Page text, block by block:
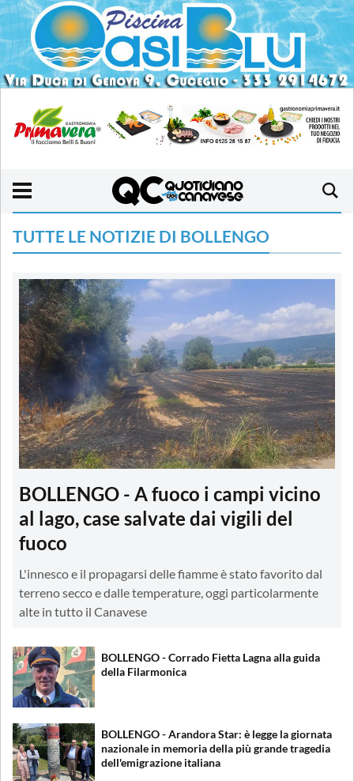
TUTTE LE NOTIZIE DI BOLLENGO
BOLLENGO - A fuoco i campi vicino
al lago, case salvate dai vigili del
fuoco
L'innesco e il propagarsi delle fiamme è stato favorito dal
terreno secco e dalle temperature, oggi particolarmente
alte in tutto il Canavese
BOLLENGO - Corrado Fietta Lagna alla guida
della Filarmonica
BOLLENGO - Arandora Star: è legge la giornata
nazionale in memoria della più grande tragedia
dell'emigrazione italiana